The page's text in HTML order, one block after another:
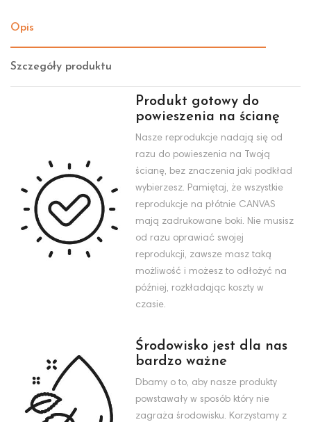
Opis
Szczegóły produktu
Produkt gotowy do
powieszenia na ścianę
Nasze reprodukcje nadają się od
razu do powieszenia na Twoją
ścianę, bez znaczenia jaki podkład
wybierzesz. Pamiętaj, że wszystkie
reprodukcje na płótnie CANVAS
mają zadrukowane boki. Nie musisz
od razu oprawiać swojej
reprodukcji, zawsze masz taką
możliwość i możesz to odłożyć na
później, rozkładając koszty w
czasie.
Środowisko jest dla nas
bardzo ważne
Dbamy o to, aby nasze produkty
powstawały w sposób który nie
zagraża środowisku. Korzystamy z